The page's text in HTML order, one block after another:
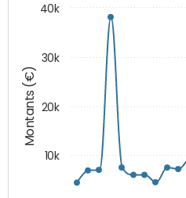
Montants (€)
10k
20k
30k
40k